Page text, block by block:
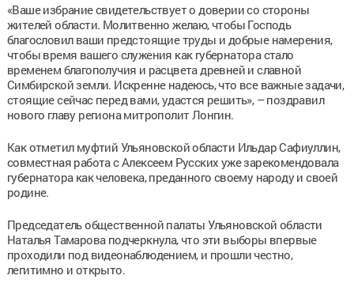
«Ваше избрание свидетельствует о доверии со стороны
жителей области. Молитвенно желаю, чтобы Господь
благословил ваши предстоящие труды и добрые намерения,
чтобы время вашего служения как губернатора стало
временем благополучия и расцвета древней и славной
Симбирской земли. Искренне надеюсь, что все важные задачи,
стоящие сейчас перед вами, удастся решить», – поздравил
нового главу региона митрополит Лонгин.
Как отметил муфтий Ульяновской области Ильдар Сафиуллин,
совместная работа с Алексеем Русских уже зарекомендовала
губернатора как человека, преданного своему народу и своей
родине.
Председатель общественной палаты Ульяновской области
Наталья Тамарова подчеркнула, что эти выборы впервые
проходили под видеонаблюдением, и прошли честно,
легитимно и открыто.